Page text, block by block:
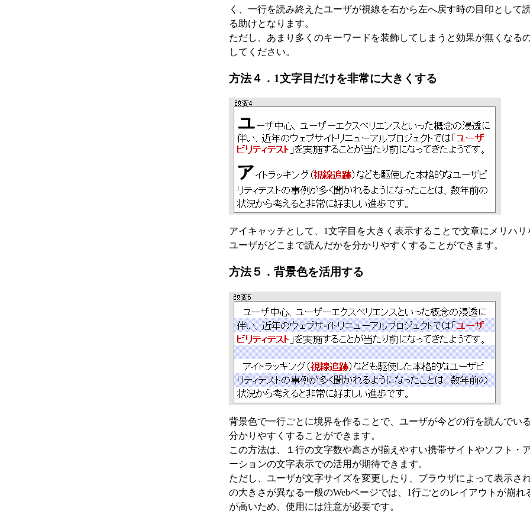
く、一行を読み終えたユーザが視線を右から左へ戻す時の目印として
る助けとなります。
ただし、あまり多くのキーワードを装飾してしまうと効果が無くなる
してください。
方法４．1文字目だけを非常に大きくする
アイキャッチとして、1文字目を大きく表示することで文章にメリハリ
ユーザがどこまで読んだかを分かりやすくすることができます。
方法５．背景色を活用する
背景色で一行ごとに境界を作ることで、ユーザが今どの行を読んでい
分かりやすくすることができます。
この方法は、１行の文字数や高さが揃えやすい携帯サイトやソフト・
ーションの文字表示での活用が期待できます。
ただし、ユーザが文字サイズを変更したり、ブラウザによって表示さ
の大きさが異なる一般のWebページでは、1行ごとのレイアウトが崩れ
が高いため、使用には注意が必要です。